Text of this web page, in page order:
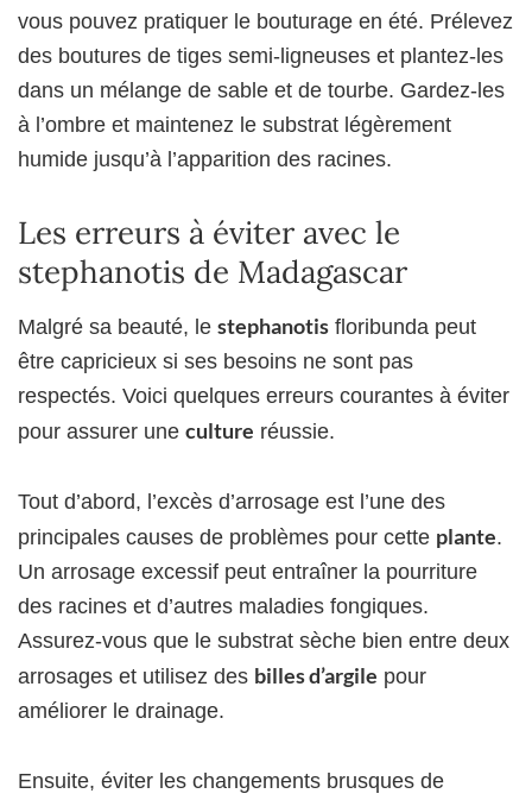
vous pouvez pratiquer le bouturage en été. Prélevez
des boutures de tiges semi-ligneuses et plantez-les
dans un mélange de sable et de tourbe. Gardez-les
à l’ombre et maintenez le substrat légèrement
humide jusqu’à l’apparition des racines.
Les erreurs à éviter avec le
stephanotis de Madagascar
Malgré sa beauté, le stephanotis floribunda peut
être capricieux si ses besoins ne sont pas
respectés. Voici quelques erreurs courantes à éviter
pour assurer une culture réussie.
Tout d’abord, l’excès d’arrosage est l’une des
principales causes de problèmes pour cette plante.
Un arrosage excessif peut entraîner la pourriture
des racines et d’autres maladies fongiques.
Assurez-vous que le substrat sèche bien entre deux
arrosages et utilisez des billes d’argile pour
améliorer le drainage.
Ensuite, éviter les changements brusques de